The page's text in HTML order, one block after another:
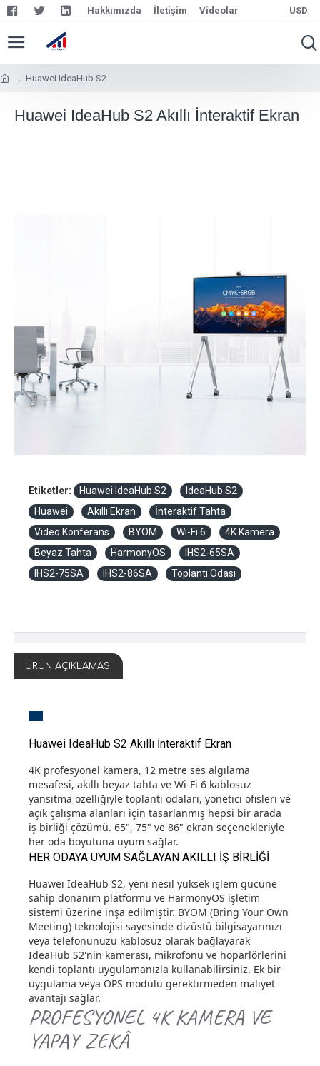
Hakkımızda İletişim Videolar USD
Huawei IdeaHub S2
Huawei IdeaHub S2 Akıllı İnteraktif Ekran
Etiketler: Huawei IdeaHub S2
IdeaHub S2
Huawei
Akıllı Ekran
İnteraktif Tahta
Video Konferans
BYOM Wi-Fi 6
4K Kamera
Beyaz Tahta
HarmonyOS
IHS2-65SA
IHS2-75SA
IHS2-86SA Toplantı Odası
ÜRÜN AÇIKLAMASI
Huawei IdeaHub S2 Akıllı İnteraktif Ekran
4K profesyonel kamera, 12 metre ses algılama
mesafesi, akıllı beyaz tahta ve Wi-Fi 6 kablosuz
yansıtma özelliğiyle toplantı odaları, yönetici ofisleri ve
açık çalışma alanları için tasarlanmış hepsi bir arada
iş birliği çözümü. 65", 75" ve 86" ekran seçenekleriyle
her oda boyutuna uyum sağlar.
HER ODAYA UYUM SAĞLAYAN AKILLI İŞ BİRLİĞİ
Huawei IdeaHub S2, yeni nesil yüksek işlem gücüne
sahip donanım platformu ve HarmonyOS işletim
sistemi üzerine inşa edilmiştir. BYOM (Bring Your Own
Meeting) teknolojisi sayesinde dizüstü bilgisayarınızı
veya telefonunuzu kablosuz olarak bağlayarak
IdeaHub S2'nin kamerası, mikrofonu ve hoparlörlerini
kendi toplantı uygulamanızla kullanabilirsiniz. Ek bir
uygulama veya OPS modülü gerektirmeden maliyet
avantajı sağlar.
PROFESYONEL 4K KAMERA VE
YAPAY ZEKÂ